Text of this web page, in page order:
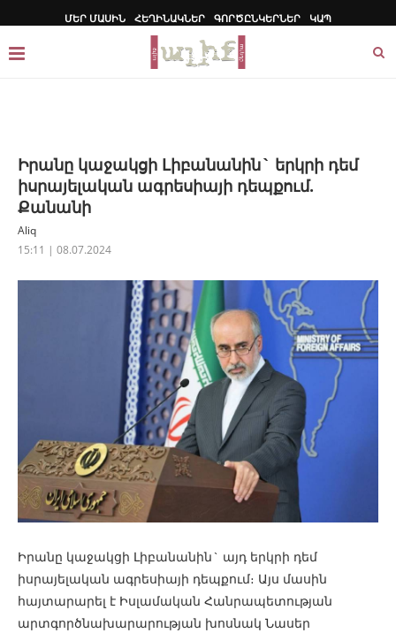
ՄԵՐ ՄԱՍԻՆ ՀԵՂԻՆԱԿՆԵՐ ԳՈՐԾԸՆԿԵՐՆԵՐ ԿԱՊ
Իրանը կաջակցի Լիբանանին` երկրի դեմ
իսրայելական ագրեսիայի դեպքում.
Քանանի
Aliq
15:11 | 08.07.2024
Իրանը կաջակցի Լիբանանին` այդ երկրի դեմ
իսրայելական ագրեսիայի դեպքում։ Այս մասին
հայտարարել է Իսլամական Հանրապետության
արտգործնախարարության խոսնակ Նասեր